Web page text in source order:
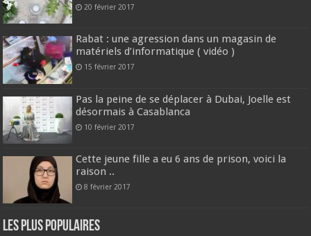
20 février 2017
Rabat : une agression dans un magasin de
matériels d’informatique ( vidéo )
15 février 2017
Pas la peine de se déplacer à Dubai, Joelle est
désormais à Casablanca
10 février 2017
Cette jeune fille a eu 6 ans de prison, voici la
raison ..
8 février 2017
Les plus populaires